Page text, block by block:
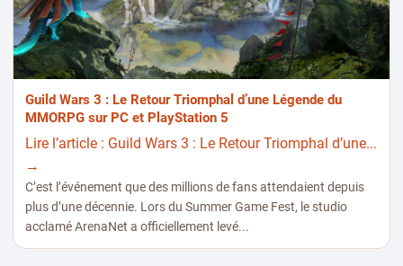
Guild Wars 3 : Le Retour Triomphal d’une Légende du
MMORPG sur PC et PlayStation 5
Lire l’article : Guild Wars 3 : Le Retour Triomphal d’une...
→
C’est l’événement que des millions de fans attendaient depuis
plus d’une décennie. Lors du Summer Game Fest, le studio
acclamé ArenaNet a officiellement levé...